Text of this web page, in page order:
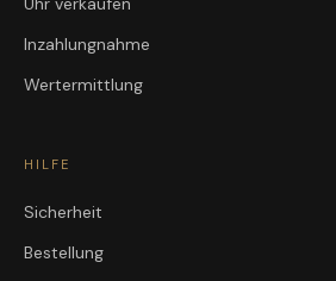
Inzahlungnahme
Wertermittlung
HILFE
Sicherheit
Bestellung